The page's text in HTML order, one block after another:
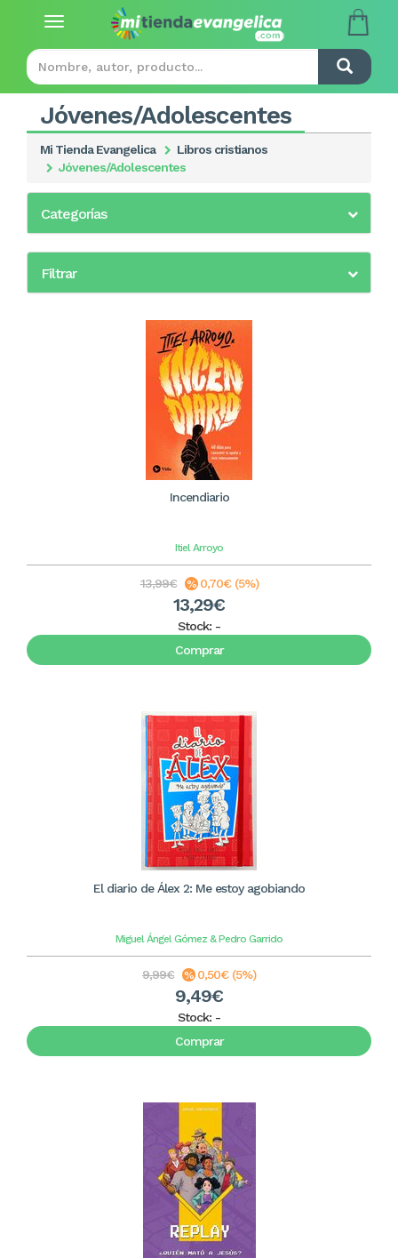
Toggle
Jóvenes/Adolescentes
Mi Tienda Evangelica
Libros cristianos
Jóvenes/Adolescentes
Categorías
Filtrar
Incendiario
Itiel Arroyo
13,99€ 0,70€ (5%)
13,29€
Stock: -
Comprar
El diario de Álex 2: Me estoy agobiando
Miguel Ángel Gómez & Pedro Garrido
9,99€ 0,50€ (5%)
9,49€
Stock: -
Comprar